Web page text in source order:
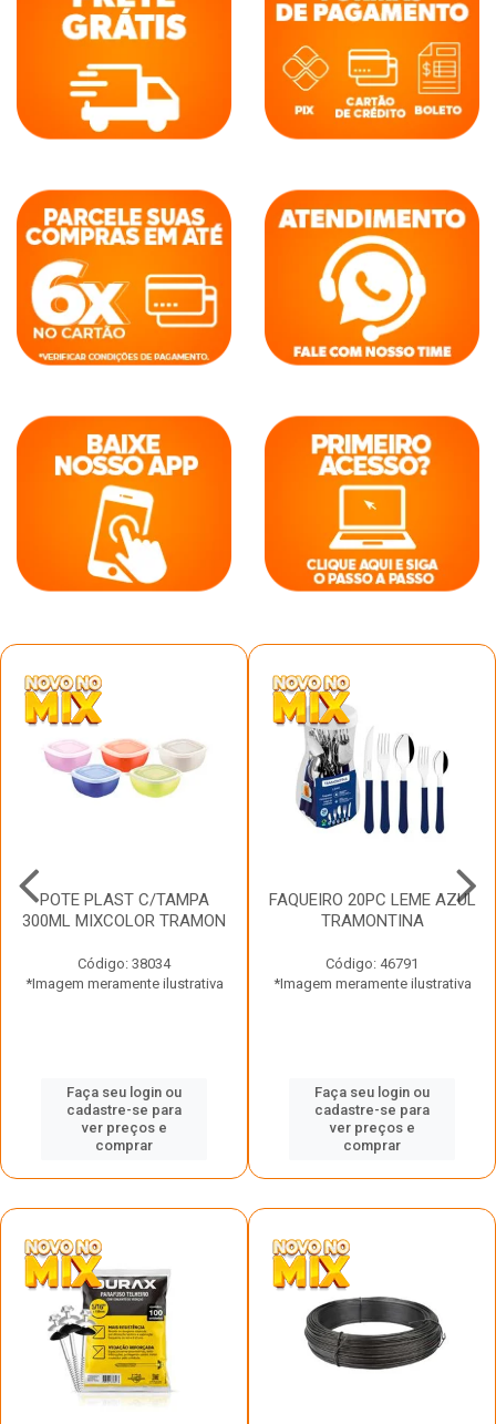
POTE PLAST C/TAMPA
300ML MIXCOLOR TRAMON
Código: 38034
*Imagem meramente ilustrativa
Faça seu login ou
cadastre-se para
ver preços e
comprar
FAQUEIRO 20PC LEME AZUL
TRAMONTINA
Código: 46791
*Imagem meramente ilustrativa
Faça seu login ou
cadastre-se para
ver preços e
comprar